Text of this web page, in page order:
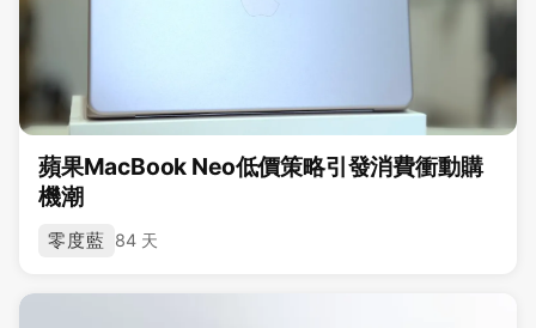
蘋果MacBook Neo低價策略引發消費衝動購
機潮
零度藍 84 天